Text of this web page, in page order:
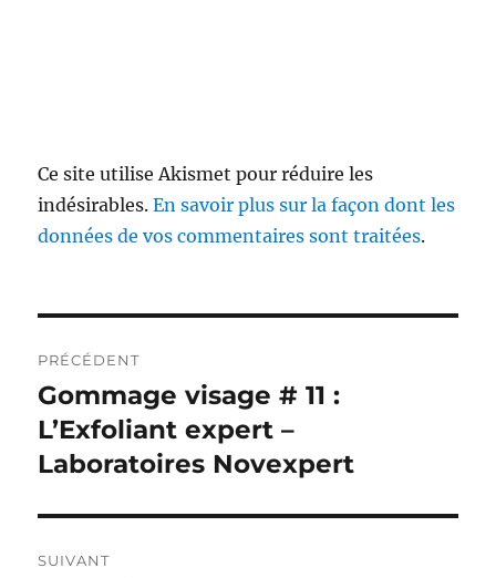
Ce site utilise Akismet pour réduire les
indésirables.En savoir plus sur la façon dont les
données de vos commentaires sont traitées.
de
l’article
PRÉCÉDENT
Publication
précédente :
Gommage visage # 11 :
L’Exfoliant expert –
Laboratoires Novexpert
SUIVANT